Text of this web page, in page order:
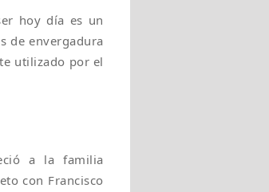
hoy día es un
de envergadura
utilizado por el
a la familia
con Francisco